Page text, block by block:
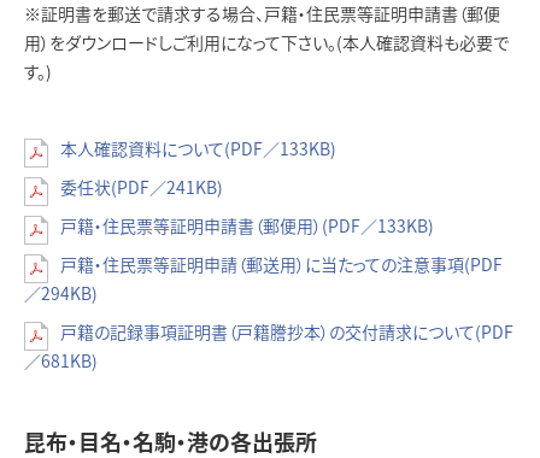
※証明書を郵送で請求する場合、戸籍・住民票等証明申請書（郵便
用）をダウンロードしご利用になって下さい。(本人確認資料も必要で
す。)
本人確認資料について(PDF／133KB)
委任状(PDF／241KB)
戸籍・住民票等証明申請書（郵便用）(PDF／133KB)
戸籍・住民票等証明申請（郵送用）に当たっての注意事項(PDF
／294KB)
戸籍の記録事項証明書（戸籍謄抄本）の交付請求について(PDF
／681KB)
昆布・目名・名駒・港の各出張所